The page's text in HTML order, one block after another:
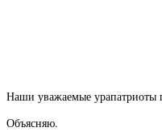
Наши уважаемые урапатриоты
Объясняю.